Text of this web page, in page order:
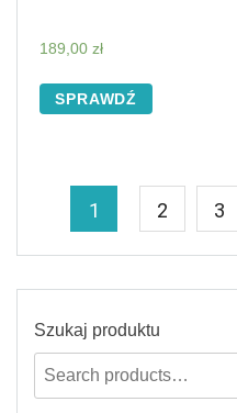
189,00 zł
SPRAWDŹ
1 2 3
Szukaj produktu